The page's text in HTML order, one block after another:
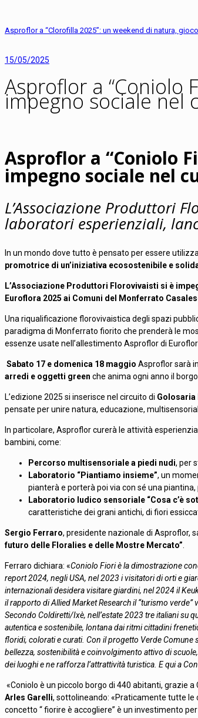
Asproflor a “Clorofilla 2025”: un weekend di natura,
15/05/2025
Asproflor a “Coniolo
impegno sociale nel
Asproflor a “Coniolo
impegno sociale nel
L’Associazione Produttori
laboratori esperienziali,
In un mondo dove tutto è pensato per essere
promotrice di un’iniziativa ecosostenibile e
L’Associazione Produttori Florovivaisti si è
Euroflora 2025 ai Comuni del Monferrato
Una riqualificazione florovivaistica degli spazi
paradigma di Monferrato fiorito che prenderà le
essenze usate nell’allestimento Asproflor di
Sabato 17 e domenica 18 maggio Asproflor sarà
arredi e oggetti green che anima ogni anno il
L’edizione 2025 si inserisce nel circuito di
pensate per unire natura, educazione,
In particolare, Asproflor curerà le attività
bambini, come:
Percorso multisensoriale a piedi nudi, per
Laboratorio “Piantiamo insieme”, un
pianterà e porterà poi via con sé una
Laboratorio ludico sensoriale “Cosa c’è
caratteristiche dei grani antichi, di fiori
Sergio Ferraro, presidente nazionale di Asproflor,
futuro delle Floralies e delle Mostre Mercato”
Ferraro dichiara: «Coniolo Fiori è la dimostrazione
report 2024, negli USA, nel 2023 i visitatori di orti e
internazionali desidera visitare giardini, nel 2024 il
il rapporto di Allied Market Research il “turismo
Secondo Coldiretti/Ixè, nell’estate 2023 tre italiani su
autentica e sostenibile, lontana dai ritmi cittadini
floridi, colorati e curati. Con il progetto Verde
bellezza, sostenibilità e coinvolgimento attivo di
dei luoghi e ne rafforza l’attrattività turistica. E qui a
«Coniolo è un piccolo borgo di 440 abitanti, grazie
Arles Garelli, sottolineando: «Praticamente tutte le
concetto “ fiorire è accogliere” è un investimento